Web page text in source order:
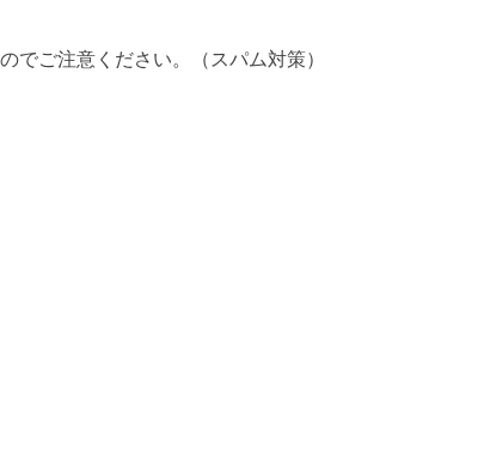
でご注意ください。（スパム対策）